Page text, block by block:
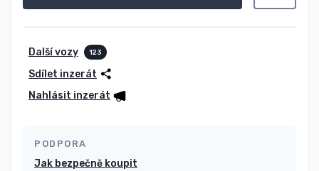
Další vozy 123
Sdílet inzerát
Nahlásit inzerát
PODPORA
Jak bezpečně koupit